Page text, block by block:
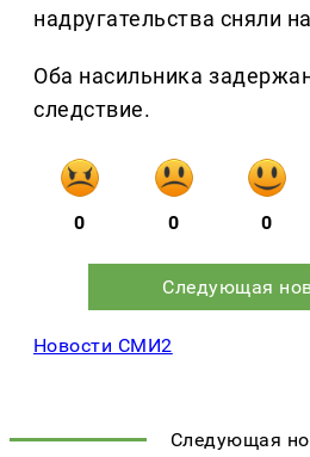
надругательства сняли
Оба насильника
следствие.
0 0 0
Следующая
Новости СМИ2
Следующая